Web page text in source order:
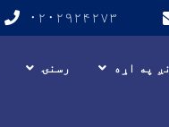
۰۲۰۲۹۲۴۲۷۳
په اړه رسنۍ